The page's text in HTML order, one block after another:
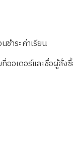
ำระค่าเรียน
ที่ออเดอร์และชื่อผู้สั่ง